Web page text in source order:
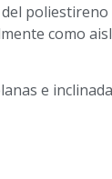
poliestireno
como
e